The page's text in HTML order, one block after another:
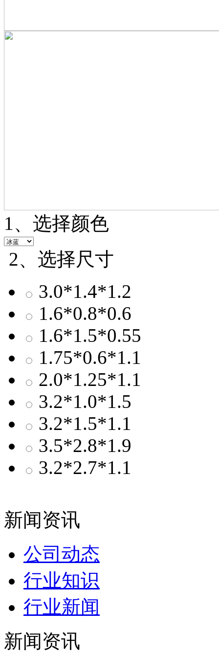
1、选择颜色
2、选择尺寸
3.0*1.4*1.2
1.6*0.8*0.6
1.6*1.5*0.55
1.75*0.6*1.1
2.0*1.25*1.1
3.2*1.0*1.5
3.2*1.5*1.1
3.5*2.8*1.9
3.2*2.7*1.1
新闻资讯
公司动态
行业知识
行业新闻
新闻资讯